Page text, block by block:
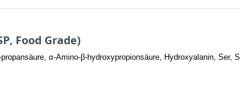
Food Grade)
α-Amino-β-hydroxypropionsäure, Hydroxyalanin, Ser, S